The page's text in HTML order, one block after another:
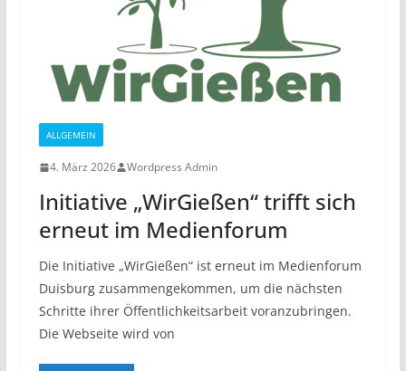
ALLGEMEIN
4. März 2026 Wordpress Admin
Initiative „WirGießen“ trifft sich
erneut im Medienforum
Die Initiative „WirGießen“ ist erneut im Medienforum
Duisburg zusammengekommen, um die nächsten
Schritte ihrer Öffentlichkeitsarbeit voranzubringen.
Die Webseite wird von